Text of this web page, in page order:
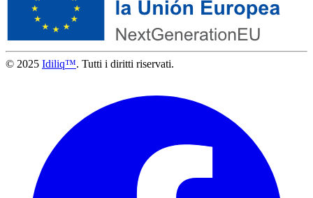
© 2025 Idiliq™. Tutti i diritti riservati.